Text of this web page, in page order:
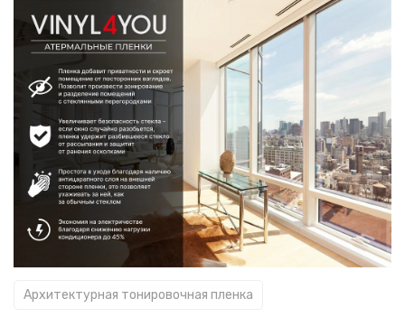
Архитектурная тонировочная пленка